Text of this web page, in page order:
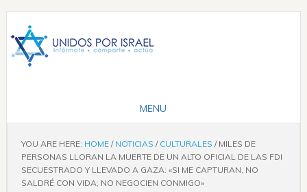
YOU ARE HERE: HOME / NOTICIAS / CULTURALES /MILES DE
PERSONAS LLORAN LA MUERTE DE UN ALTO OFICIAL DE LAS FDI
SECUESTRADO Y LLEVADO A GAZA: «SI ME CAPTURAN, NO
SALDRÉ CON VIDA; NO NEGOCIEN CONMIGO»